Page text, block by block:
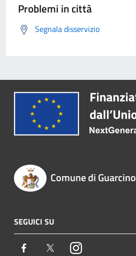
Problemi in città
Segnala disservizio
Comune di Guarcino
SEGUICI SU
Facebook TwitterInstagram